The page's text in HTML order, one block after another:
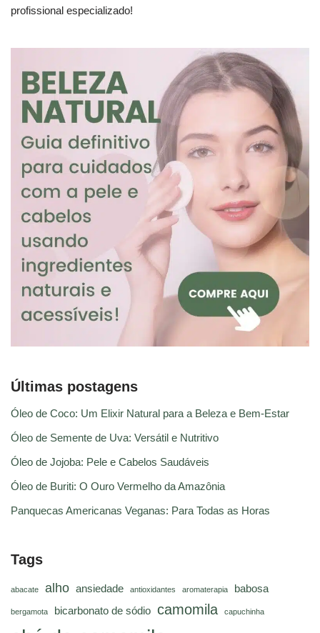
profissional especializado!
Últimas postagens
Óleo de Coco: Um Elixir Natural para a Beleza e Bem-Estar
Óleo de Semente de Uva: Versátil e Nutritivo
Óleo de Jojoba: Pele e Cabelos Saudáveis
Óleo de Buriti: O Ouro Vermelho da Amazônia
Panquecas Americanas Veganas: Para Todas as Horas
Tags
abacate alho ansiedade antioxidantes aromaterapia babosa
bergamota bicarbonato de sódio camomila capuchinha